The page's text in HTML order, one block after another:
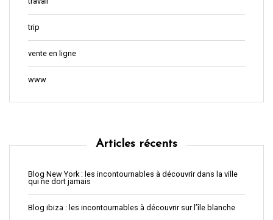
trip
vente en ligne
www
Articles récents
Blog New York : les incontournables à découvrir dans la ville
qui ne dort jamais
Blog ibiza : les incontournables à découvrir sur l’île blanche